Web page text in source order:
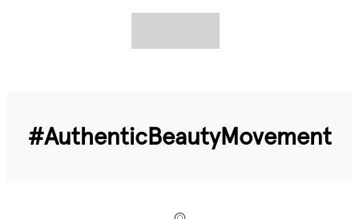
#Authentic­Beauty­Movement